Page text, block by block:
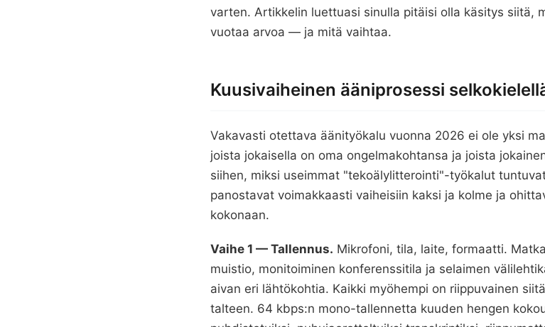
varten. Artikkelin luettuasi sinulla pitäisi olla käsitys siitä,
vuotaa arvoa — ja mitä vaihtaa.
Kuusivaiheinen ääniprosessi
Vakavasti otettava äänityökalu vuonna 2026 ei ole yksi
joista jokaisella on oma ongelmakohtansa ja joista
siihen, miksi useimmat "tekoälylitterointi"-työkalut
panostavat voimakkaasti vaiheisiin kaksi ja kolme ja
kokonaan.
Vaihe 1 — Tallennus. Mikrofoni, tila, laite, formaatti.
muistio, monitoiminen konferenssitila ja selaimen
aivan eri lähtökohtia. Kaikki myöhempi on riippuvainen
talteen. 64 kbps:n mono-tallennetta kuuden hengen